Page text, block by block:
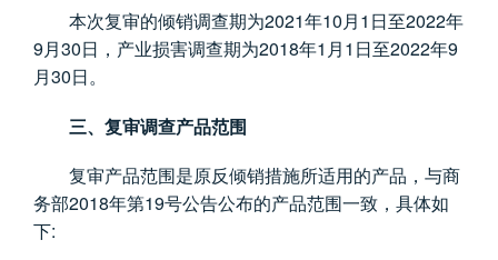
本次复审的倾销调查期为2021年10 月 1 日至2022年
9月 30 日，产业损害调查期为2018年1 月 1 日至2022年9
月 30 日。
三、复审调查产品范围
复审产品范围是原反倾销措施所适用的产品，与商
务部2018年第19号公告公布的产品范围一致，具体如
下: